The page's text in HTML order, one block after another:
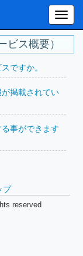
ビス概要）
ですか。
が掲載されてい
事ができます
プ
reserved